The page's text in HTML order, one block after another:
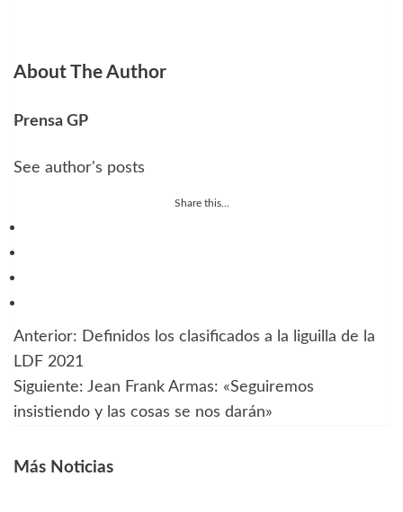
About The Author
Prensa GP
See author's posts
Share this...
Navegación
de
entradas
Anterior: Definidos los clasificados a la liguilla de la
LDF 2021
Siguiente: Jean Frank Armas: «Seguiremos
insistiendo y las cosas se nos darán»
Más Noticias